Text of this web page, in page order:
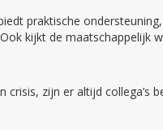
praktische
kijkt de maatschappelijk
crisis, zijn er altijd